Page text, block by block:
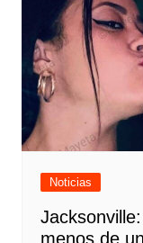
Noticias
menos de